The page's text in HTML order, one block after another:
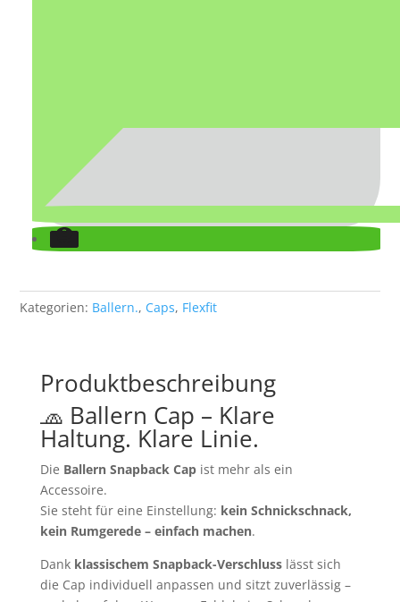
Kategorien: Ballern., Caps, Flexfit
Produktbeschreibung
🧢 Ballern Cap – Klare
Haltung. Klare Linie.
Die Ballern Snapback Capist mehr als ein
Accessoire.
Sie steht für eine Einstellung: kein Schnickschnack,
kein Rumgerede – einfach machen.
Dank klassischem Snapback-Verschlusslässt sich
die Cap individuell anpassen und sitzt zuverlässig –